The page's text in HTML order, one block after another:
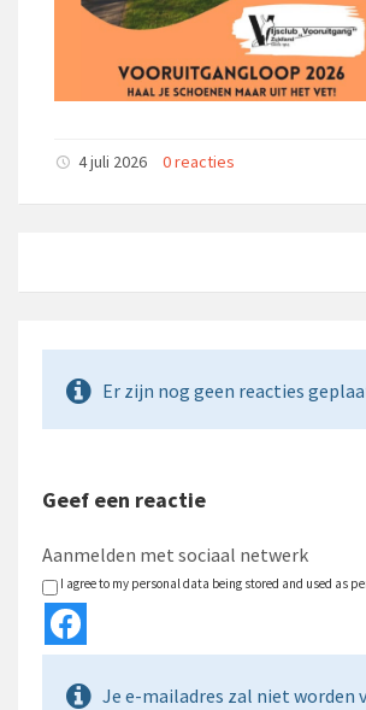
4 juli 2026 0 reacties
Er zijn nog geen reacties
Geef een reactie
Aanmelden met sociaal netwerk
I agree to my personal data being stored and used as
Je e-mailadres zal niet worden